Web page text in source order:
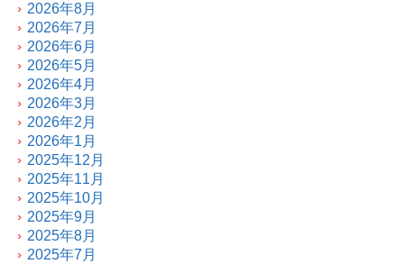
2026年8月
2026年7月
2026年6月
2026年5月
2026年4月
2026年3月
2026年2月
2026年1月
2025年12月
2025年11月
2025年10月
2025年9月
2025年8月
2025年7月